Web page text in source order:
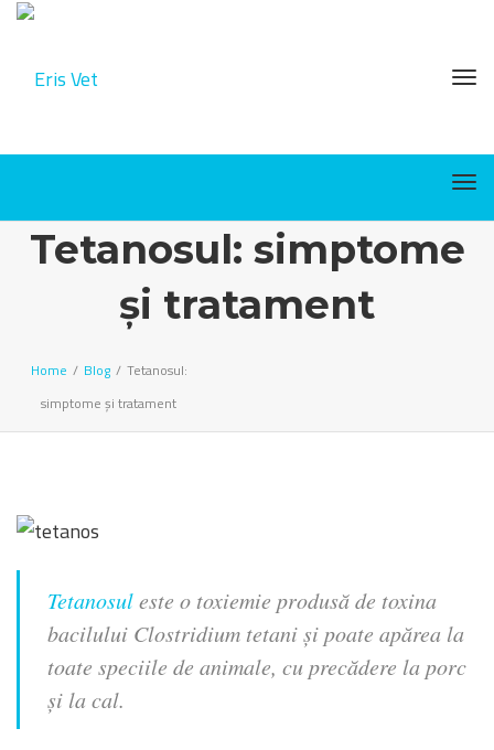
Tetanosul: simptome
și tratament
Home / Blog / Tetanosul:
simptome și tratament
Tetanosuleste o toxiemie produsă de toxina
bacilului Clostridium tetaniși poate apărea la
toate speciile de animale, cu precădere la porc
și la cal.